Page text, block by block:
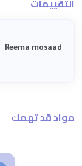
التقييمات
Reema mosaad
مواد قد تهمك